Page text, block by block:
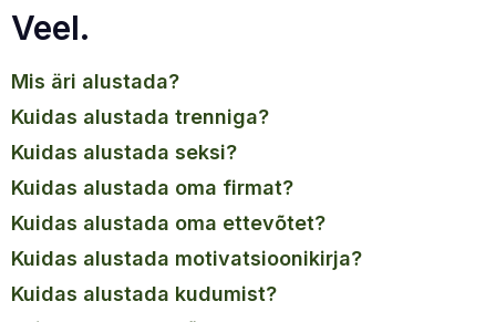
Veel.
mis äri alustada?
kuidas alustada trenniga?
kuidas alustada seksi?
kuidas alustada oma firmat?
kuidas alustada oma ettevõtet?
kuidas alustada motivatsioonikirja?
kuidas alustada kudumist?